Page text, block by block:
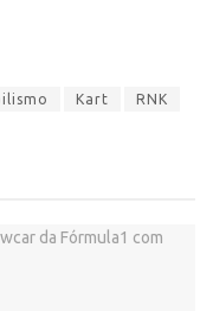
Kart RNK